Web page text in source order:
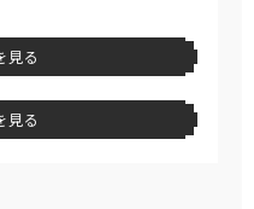
見る
見る